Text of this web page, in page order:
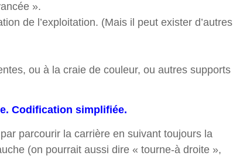
».
de l’exploitation. (Mais il peut exister d’autres
ou à la craie de couleur, ou autres supports
Codification simplifiée.
parcourir la carrière en suivant toujours la
(on pourrait aussi dire « tourne-à droite »,